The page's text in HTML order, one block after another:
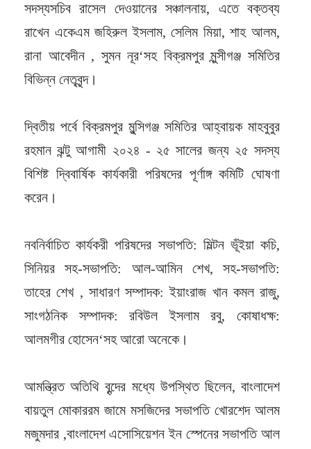
সদস্যসচিব রাসেল দেওয়ানের সঞ্চালনায়, এতে বক্তব্য
রাখেন একেএম জহিরুল ইসলাম, সেলিম মিয়া, শাহ আলম,
রানা আবেদীন , সুমন নূর‘সহ বিক্রমপুর মুন্সীগঞ্জ সমিতির
বিভিন্ন নেতৃবৃন্দ।
দ্বিতীয় পর্বে বিক্রমপুর মুন্সিগঞ্জ সমিতির আহ্বায়ক মাহবুবুর
রহমান ঝন্টু আগামী ২০২৪ - ২৫ সালের জন্য ২৫ সদস্য
বিশিষ্ট দ্বিবার্ষিক কার্যকারী পরিষদের পূর্ণাঙ্গ কমিটি ঘোষণা
করেন।
নবনির্বাচিত কার্যকরী পরিষদের সভাপতি: মিল্টন ভূঁইয়া কচি,
সিনিয়র সহ-সভাপতি: আল-আমিন শেখ, সহ-সভাপতি:
তাহের শেখ , সাধারণ সম্পাদক: ইয়াংরাজ খান কমল রাজু,
সাংগঠনিক সম্পাদক: রবিউল ইসলাম রবু, কোষাধক্ষ:
আলমগীর হোসেন‘সহ আরো অনেকে।
আমন্ত্রিত অতিথি বৃন্দের মধ্যে উপস্থিত ছিলেন, বাংলাদেশ
বায়তুল মোকাররম জামে মসজিদের সভাপতি খোরশেদ আলম
মজুমদার ,বাংলাদেশ এসোসিয়েশন ইন স্পেনের সভাপতি আল